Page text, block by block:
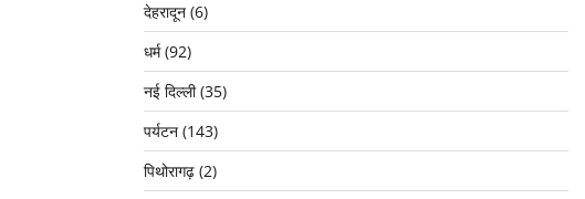
देहरादून(6)
धर्म(92)
नई दिल्ली(35)
पर्यटन(143)
पिथोरागढ़(2)